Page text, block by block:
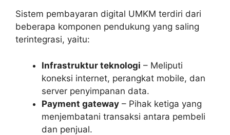
Sistem pembayaran digital UMKM terdiri dari
beberapa komponen pendukung yang saling
terintegrasi, yaitu:
Infrastruktur teknologi – Meliputi
koneksi internet, perangkat mobile, dan
server penyimpanan data.
Payment gateway – Pihak ketiga yang
menjembatani transaksi antara pembeli
dan penjual.